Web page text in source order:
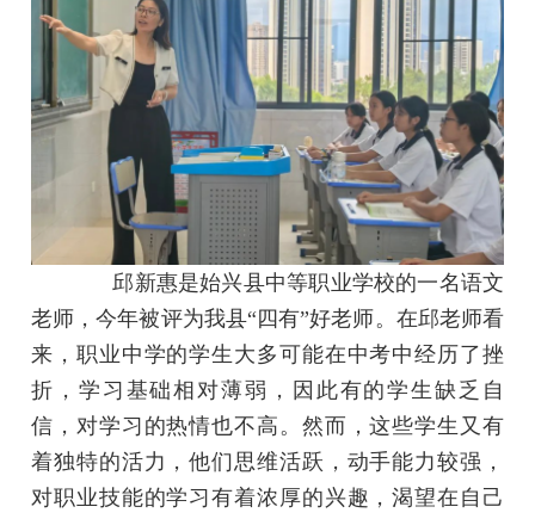
邱新惠是始兴县中等职业学校的一名语文
老师，今年被评为我县“四有”好老师。在邱老师看
来，职业中学的学生大多可能在中考中经历了挫
折，学习基础相对薄弱，因此有的学生缺乏自
信，对学习的热情也不高。然而，这些学生又有
着独特的活力，他们思维活跃，动手能力较强，
对职业技能的学习有着浓厚的兴趣，渴望在自己